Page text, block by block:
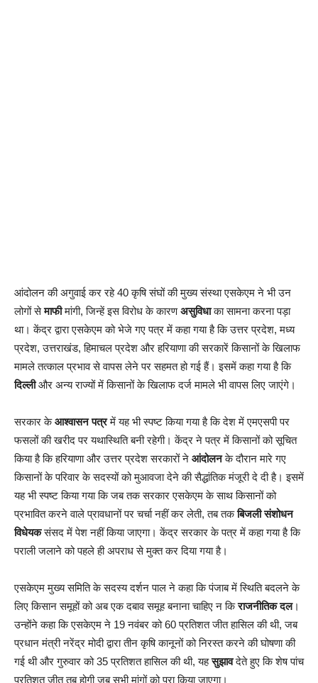
आंदोलन की अगुवाई कर रहे 40 कृषि संघों की मुख्य संस्था एसकेएम ने भी उन
लोगों सेमाफीमांगी, जिन्हें इस विरोध के कारणअसुविधाका सामना करना पड़ा
था। केंद्र द्वारा एसकेएम को भेजे गए पत्र में कहा गया है कि उत्तर प्रदेश, मध्य
प्रदेश, उत्तराखंड, हिमाचल प्रदेश और हरियाणा की सरकारें किसानों के खिलाफ
मामले तत्काल प्रभाव से वापस लेने पर सहमत हो गई हैं। इसमें कहा गया है कि
दिल्लीऔर अन्य राज्यों में किसानों के खिलाफ दर्ज मामले भी वापस लिए जाएंगे।
सरकार केआश्वासन पत्रमें यह भी स्पष्ट किया गया है कि देश में एमएसपी पर
फसलों की खरीद पर यथास्थिति बनी रहेगी। केंद्र ने पत्र में किसानों को सूचित
किया है कि हरियाणा और उत्तर प्रदेश सरकारों ने आंदोलनके दौरान मारे गए
किसानों के परिवार के सदस्यों को मुआवजा देने की सैद्धांतिक मंजूरी दे दी है। इसमें
यह भी स्पष्ट किया गया कि जब तक सरकार एसकेएम के साथ किसानों को
प्रभावित करने वाले प्रावधानों पर चर्चा नहीं कर लेती, तब तकबिजली संशोधन
विधेयकसंसद में पेश नहीं किया जाएगा। केंद्र सरकार के पत्र में कहा गया है कि
पराली जलाने को पहले ही अपराध से मुक्त कर दिया गया है।
एसकेएम मुख्य समिति के सदस्य दर्शन पाल ने कहा कि पंजाब में स्थिति बदलने के
लिए किसान समूहों को अब एक दबाव समूह बनाना चाहिए न किराजनीतिक दल।
उन्होंने कहा कि एसकेएम ने 19 नवंबर को 60 प्रतिशत जीत हासिल की थी, जब
प्रधान मंत्री नरेंद्र मोदी द्वारा तीन कृषि कानूनों को निरस्त करने की घोषणा की
गई थी और गुरुवार को 35 प्रतिशत हासिल की थी, यहसुझावदेते हुए कि शेष पांच
प्रतिशत जीत तब होगी जब सभी मांगों को पूरा किया जाएगा।